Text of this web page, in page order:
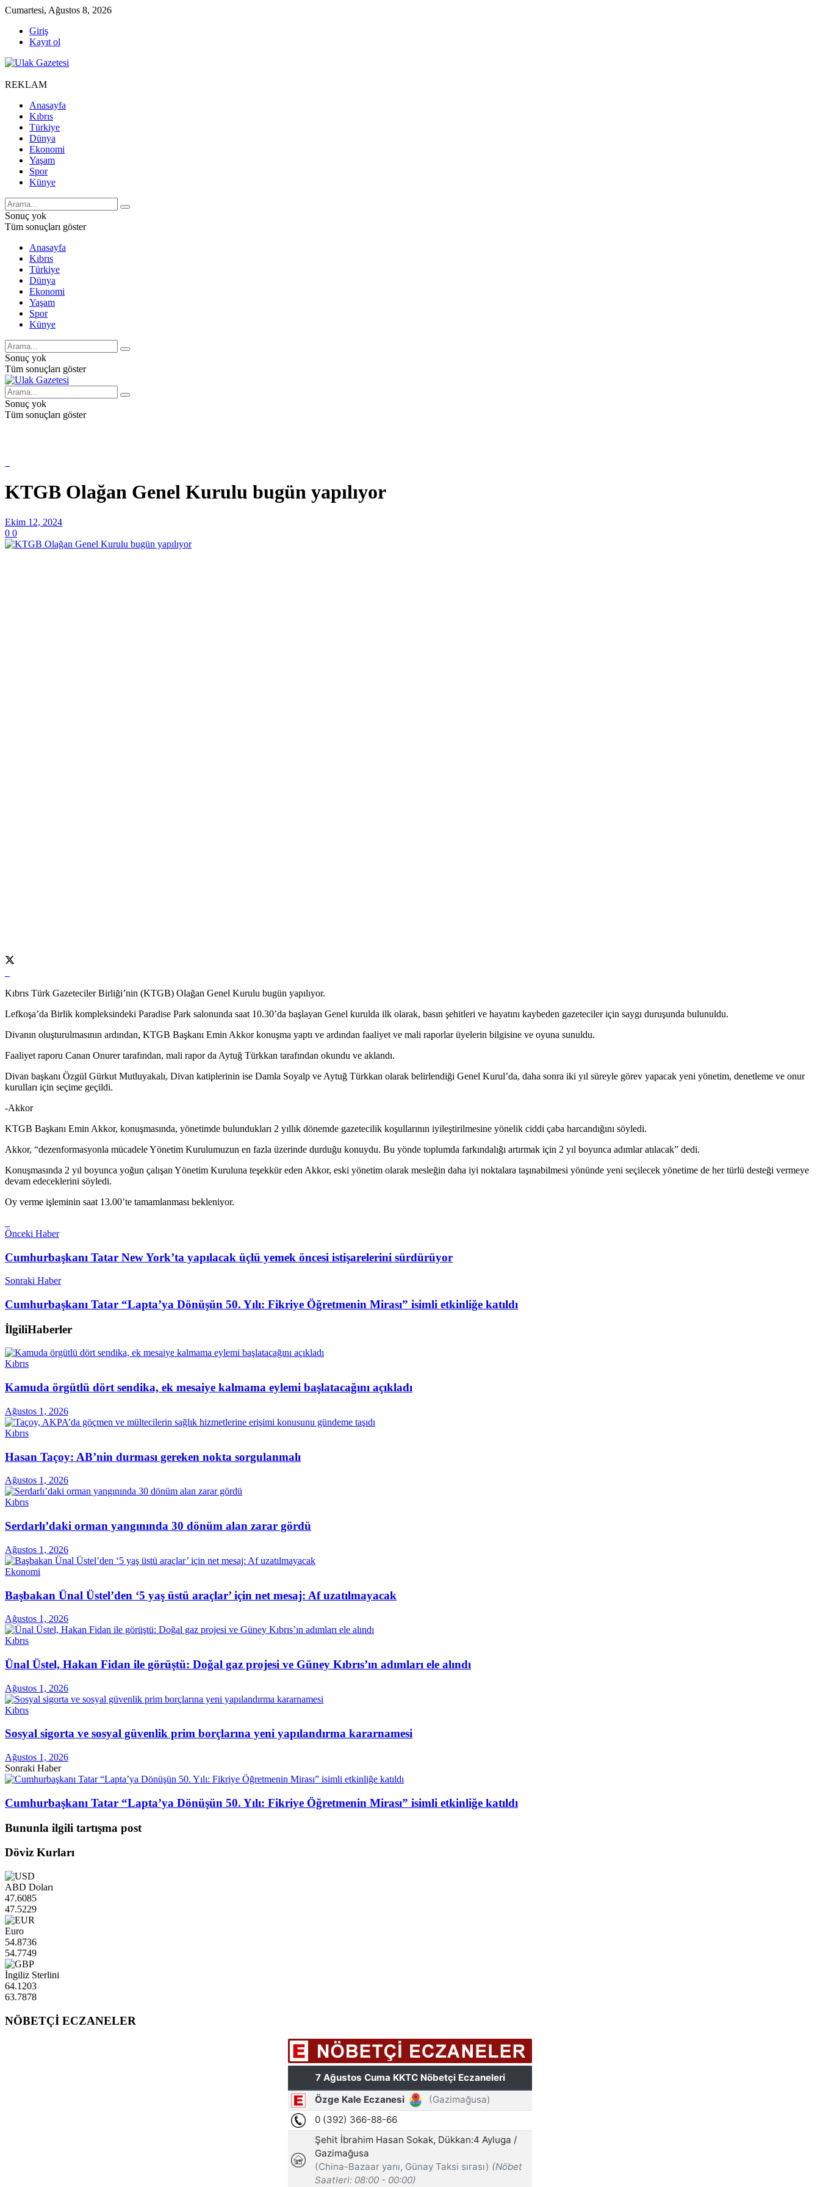
Cumartesi, Ağustos 8, 2026
Giriş
Kayıt ol
REKLAM
Anasayfa
Kıbrıs
Türkiye
Dünya
Ekonomi
Yaşam
Spor
Künye
Sonuç yok
Tüm sonuçları göster
Anasayfa
Kıbrıs
Türkiye
Dünya
Ekonomi
Yaşam
Spor
Künye
Sonuç yok
Tüm sonuçları göster
Sonuç yok
Tüm sonuçları göster
KTGB Olağan Genel Kurulu bugün yapılıyor
Ekim 12, 2024
0 0
Kıbrıs Türk Gazeteciler Birliği’nin (KTGB) Olağan Genel Kurulu bugün yapılıyor.
Lefkoşa’da Birlik kompleksindeki Paradise Park salonunda saat 10.30’da başlayan Genel kurulda ilk olarak, basın şehitleri ve hayatını kaybeden gazeteciler için saygı duruşunda bulunuldu.
Divanın oluşturulmasının ardından, KTGB Başkanı Emin Akkor konuşma yaptı ve ardından faaliyet ve mali raporlar üyelerin bilgisine ve oyuna sunuldu.
Faaliyet raporu Canan Onurer tarafından, mali rapor da Aytuğ Türkkan tarafından okundu ve aklandı.
Divan başkanı Özgül Gürkut Mutluyakalı, Divan katiplerinin ise Damla Soyalp ve Aytuğ Türkkan olarak belirlendiği Genel Kurul’da, daha sonra iki yıl süreyle görev yapacak yeni yönetim, denetleme ve onur
kurulları için seçime geçildi.
-Akkor
KTGB Başkanı Emin Akkor, konuşmasında, yönetimde bulundukları 2 yıllık dönemde gazetecilik koşullarının iyileştirilmesine yönelik ciddi çaba harcandığını söyledi.
Akkor, “dezenformasyonla mücadele Yönetim Kurulumuzun en fazla üzerinde durduğu konuydu. Bu yönde toplumda farkındalığı artırmak için 2 yıl boyunca adımlar atılacak” dedi.
Konuşmasında 2 yıl boyunca yoğun çalışan Yönetim Kuruluna teşekkür eden Akkor, eski yönetim olarak mesleğin daha iyi noktalara taşınabilmesi yönünde yeni seçilecek yönetime de her türlü desteği vermeye
devam edeceklerini söyledi.
Oy verme işleminin saat 13.00’te tamamlanması bekleniyor.
Önceki Haber
Cumhurbaşkanı Tatar New York’ta yapılacak üçlü yemek öncesi istişarelerini sürdürüyor
Sonraki Haber
Cumhurbaşkanı Tatar “Lapta’ya Dönüşün 50. Yılı: Fikriye Öğretmenin Mirası” isimli etkinliğe katıldı
İlgiliHaberler
Kıbrıs
Kamuda örgütlü dört sendika, ek mesaiye kalmama eylemi başlatacağını açıkladı
Ağustos 1, 2026
Kıbrıs
Hasan Taçoy: AB’nin durması gereken nokta sorgulanmalı
Ağustos 1, 2026
Kıbrıs
Serdarlı’daki orman yangınında 30 dönüm alan zarar gördü
Ağustos 1, 2026
Ekonomi
Başbakan Ünal Üstel’den ‘5 yaş üstü araçlar’ için net mesaj: Af uzatılmayacak
Ağustos 1, 2026
Kıbrıs
Ünal Üstel, Hakan Fidan ile görüştü: Doğal gaz projesi ve Güney Kıbrıs’ın adımları ele alındı
Ağustos 1, 2026
Kıbrıs
Sosyal sigorta ve sosyal güvenlik prim borçlarına yeni yapılandırma kararnamesi
Ağustos 1, 2026
Sonraki Haber
Cumhurbaşkanı Tatar “Lapta’ya Dönüşün 50. Yılı: Fikriye Öğretmenin Mirası” isimli etkinliğe katıldı
Bununla ilgili tartışma post
Döviz Kurları
ABD Doları
47.6085
47.5229
Euro
54.8736
54.7749
İngiliz Sterlini
64.1203
63.7878
NÖBETÇİ ECZANELER